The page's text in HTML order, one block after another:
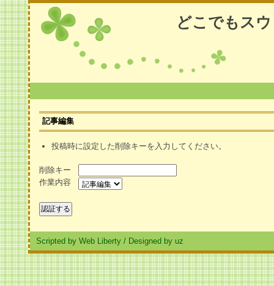
どこでもス
記事編集
投稿時に設定した削除キーを入力してください。
削除キー
作業内容
Scripted by Web Liberty / Designed by uz